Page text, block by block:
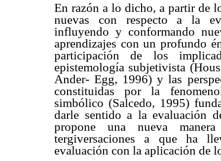
En razón a lo dicho, a partir de
nuevas con respecto a la
influyendo y conformando
aprendizajes con un profundo
participación de los
epistemología subjetivista
Ander- Egg, 1996) y las
constituidas por la
simbólico (Salcedo, 1995)
darle sentido a la evaluación
propone una nueva
tergiversaciones a que ha
evaluación con la aplicación de